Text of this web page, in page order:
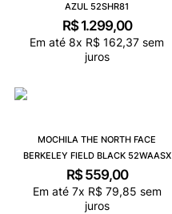
AZUL 52SHR81
R$ 1.299,00
Em até 8x R$ 162,37 sem
juros
MOCHILA THE NORTH FACE
BERKELEY FIELD BLACK 52WAASX
R$ 559,00
Em até 7x R$ 79,85 sem
juros